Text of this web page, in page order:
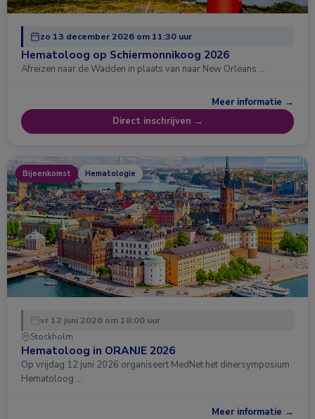
zo 13 december 2026 om 11:30 uur
Hematoloog op Schiermonnikoog 2026
Afreizen naar de Wadden in plaats van naar New Orleans …
Meer informatie →
Direct inschrijven →
Bijeenkomst Hematologie
vr 12 juni 2026 om 18:00 uur
Stockholm
Hematoloog in ORANJE 2026
Op vrijdag 12 juni 2026 organiseert MedNet het dinersymposium
Hematoloog …
Meer informatie →